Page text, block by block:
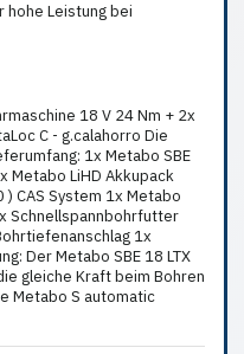
Leistung bei
18 V 24 Nm + 2x
C - g.calahorro Die
1x Metabo SBE
Metabo LiHD Akkupack
CAS System 1x Metabo
Schnellspannbohrfutter
1x
Der Metabo SBE 18 LTX
gleiche Kraft beim Bohren
Metabo S automatic